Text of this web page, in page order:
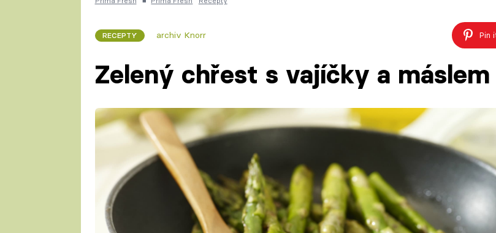
KUCHAŘKA
RECEPTY archiv Knorr Pin
Zelený chřest s vajíčky a máslem